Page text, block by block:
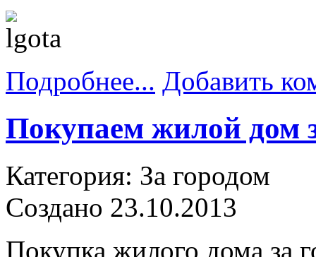
Подробнее... Добавить
Покупаем жилой дом
Категория: За городом
Создано 23.10.2013
Покупка жилого дома за